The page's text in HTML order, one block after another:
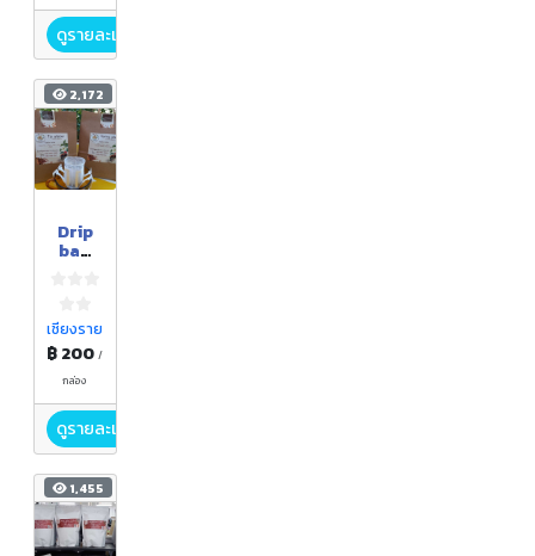
ดูรายละเอียด
2,172
Drip
bag
เชียงราย
฿ 200/
กล่อง
ดูรายละเอียด
1,455